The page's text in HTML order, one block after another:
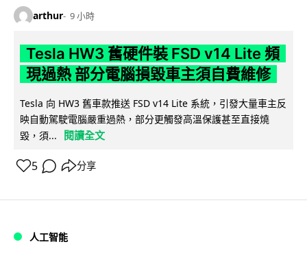
arthur 9 小時
Tesla HW3 舊硬件裝 FSD v14 Lite 頻
現過熱 部分電腦損毀車主須自費維修
Tesla 向 HW3 舊車款推送 FSD v14 Lite 系統，引發大量車主反
映自動駕駛電腦嚴重過熱，部分更觸發高溫保護甚至直接燒
毀，須...
閱讀全文
5 分享
人工智能